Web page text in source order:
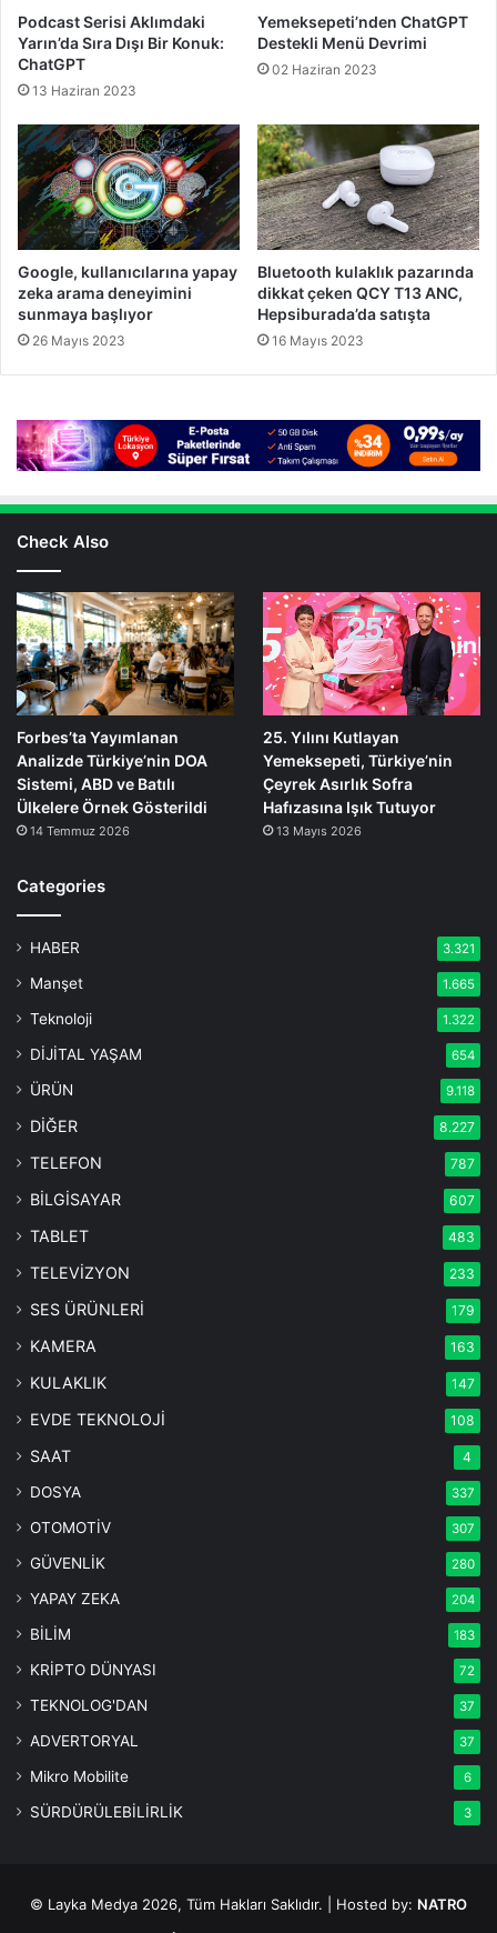
Podcast Serisi Aklımdaki
Yarın’da Sıra Dışı Bir Konuk:
ChatGPT
13 Haziran 2023
Yemeksepeti’nden ChatGPT
Destekli Menü Devrimi
02 Haziran 2023
Google, kullanıcılarına yapay
zeka arama deneyimini
sunmaya başlıyor
26 Mayıs 2023
Bluetooth kulaklık pazarında
dikkat çeken QCY T13 ANC,
Hepsiburada’da satışta
16 Mayıs 2023
Check Also
Forbes’ta Yayımlanan
Analizde Türkiye’nin DOA
Sistemi, ABD ve Batılı
Ülkelere Örnek Gösterildi
14 Temmuz 2026
25. Yılını Kutlayan
Yemeksepeti, Türkiye’nin
Çeyrek Asırlık Sofra
Hafızasına Işık Tutuyor
13 Mayıs 2026
Categories
HABER 3.321
Manşet 1.665
Teknoloji 1.322
DİJİTAL YAŞAM 654
ÜRÜN 9.118
DİĞER 8.227
TELEFON 787
BİLGİSAYAR 607
TABLET 483
TELEVİZYON 233
SES ÜRÜNLERİ 179
KAMERA 163
KULAKLIK 147
EVDE TEKNOLOJİ 108
SAAT 4
DOSYA 337
OTOMOTİV 307
GÜVENLİK 280
YAPAY ZEKA 204
BİLİM 183
KRİPTO DÜNYASI 72
TEKNOLOG'DAN 37
ADVERTORYAL 37
Mikro Mobilite 6
SÜRDÜRÜLEBİLİRLİK 3
© Layka Medya 2026, Tüm Hakları Saklıdır. | Hosted by: NATRO